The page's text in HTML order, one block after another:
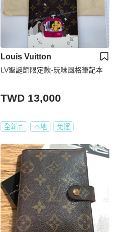
Louis Vuitton
LV聖誕節限定款-玩味風格筆記本
TWD 13,000
全新品 本地 免運